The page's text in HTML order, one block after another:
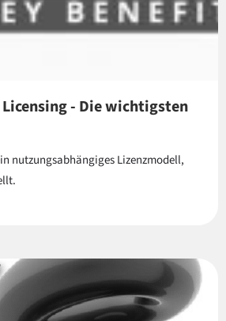
- Die wichtigsten
nutzungsabhängiges Lizenzmodell,